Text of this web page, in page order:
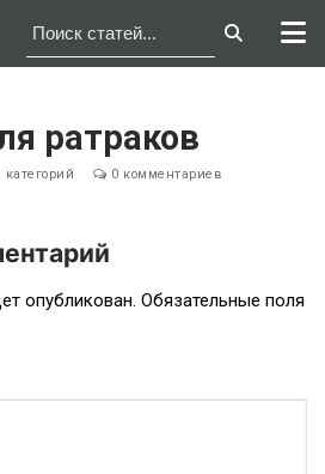
ратраков
0 комментариев
опубликован. Обязательные поля